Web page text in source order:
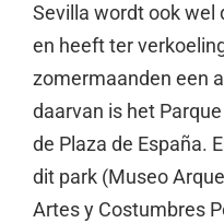
Sevilla wordt ook wel
en heeft ter
zomermaanden een
daarvan is het
de Plaza de España.
dit park (Museo
Artes y Costumbres